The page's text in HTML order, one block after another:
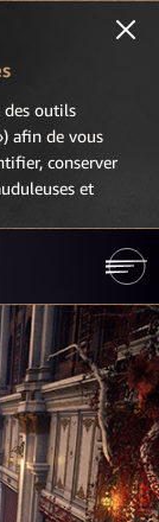
des outils
afin de vous
conserver
et